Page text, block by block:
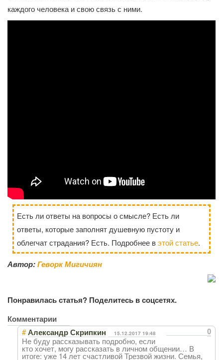
каждого человека и свою связь с ними.
Есть ли ответы на вопросы о смысле? Есть ли
ответы, которые заполнят душевную пустоту и
облегчат страдания? Есть. Подробнее вэтой статье.
Автор:Геворк Мигичиян
Понравилась статья? Поделитесь в соцсетях.
Комментарии
0
# Александр Скрипкин 15.12.2017 19:48
Не буду рассказывать подробно, если
кто хочет, могу рассказать в личном общении… В
итоге: уже 14 лет счастливой Трезвой жизни. Семья,